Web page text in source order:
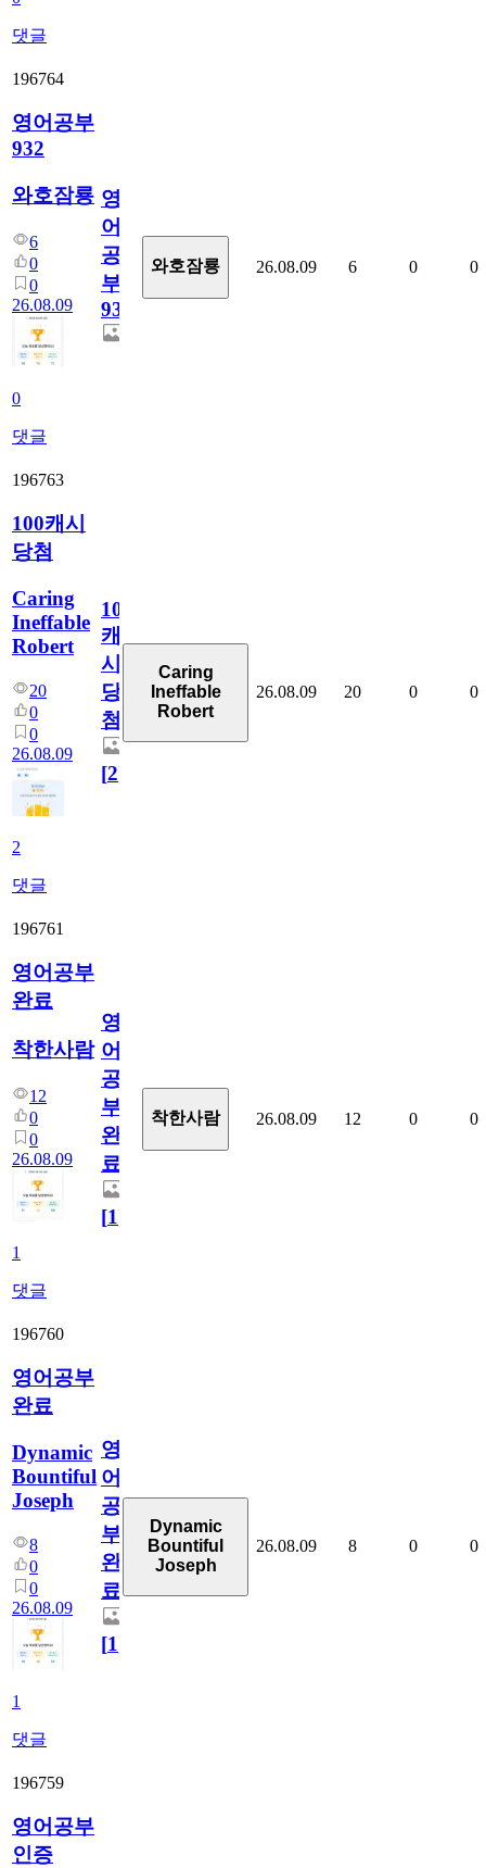
댓글
196764
영어공부
932
와호잠룡
6
0
0
26.08.09
0
댓글
영
어
공
부
932
와호잠룡 26.08.09 6 0 0
196763
100캐시
당첨
Caring
Ineffable
Robert
20
0
0
26.08.09
2
댓글
100
캐
시
당
첨
[2]
Caring
Ineffable
Robert
26.08.09 20 0 0
196761
영어공부
완료
착한사람
12
0
0
26.08.09
1
댓글
영
어
공
부
완
료
[1]
착한사람 26.08.09 12 0 0
196760
영어공부
완료
Dynamic
Bountiful
Joseph
8
0
0
26.08.09
1
댓글
영
어
공
부
완
료
[1]
Dynamic
Bountiful
Joseph
26.08.09 8 0 0
196759
영어공부
인증